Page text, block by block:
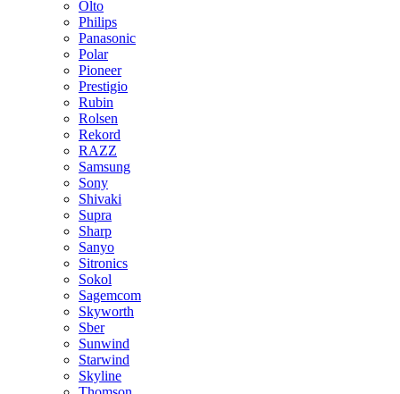
Olto
Philips
Panasonic
Polar
Pioneer
Prestigio
Rubin
Rolsen
Rekord
RAZZ
Samsung
Sony
Shivaki
Supra
Sharp
Sanyo
Sitronics
Sokol
Sagemcom
Skyworth
Sber
Sunwind
Starwind
Skyline